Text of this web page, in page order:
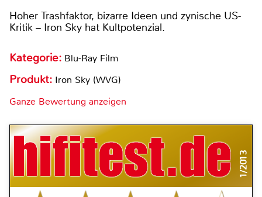
Hoher Trashfaktor, bizarre Ideen und zynische US-
Kritik – Iron Sky hat Kultpotenzial.
Kategorie: Blu-Ray Film
Produkt: Iron Sky (WVG)
Ganze Bewertung anzeigen
1/2013